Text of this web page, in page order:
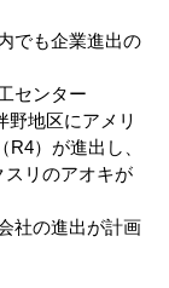
でも企業進出の
センター
野地区にアメリ
）が進出し、
スリのアオキが
社の進出が計画